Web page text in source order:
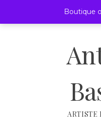
contenu
ARTISTE
Boutique